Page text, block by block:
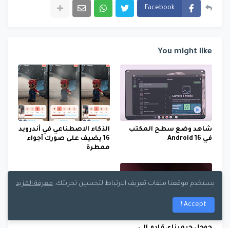
Facebook
You might like
شاهد وضع سطح المكتب
في Android 16
الذكاء الاصطناعي في أندرويد
16 يضيف على صورك أجواء
ممطرة
يستخدم موقعنا ملفات تعريف الارتباط لتحسين تجربتك. معرفة المزيد
Accept !